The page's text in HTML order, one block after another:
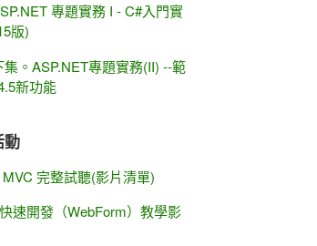
專題實務 I - C#入門實
版)
集。ASP.NET專題實務(II) --範
新功能
動
完整試聽(影片清單)
速開發（WebForm）教學影